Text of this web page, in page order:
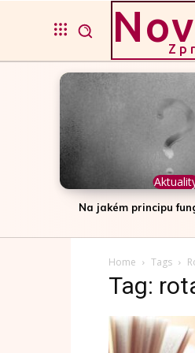
Na jakém principu
Home Tags
Tag: